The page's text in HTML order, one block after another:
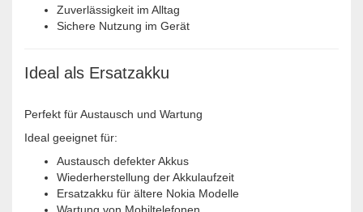
Zuverlässigkeit im Alltag
Sichere Nutzung im Gerät
Ideal als Ersatzakku
Perfekt für Austausch und Wartung
Ideal geeignet für:
Austausch defekter Akkus
Wiederherstellung der Akkulaufzeit
Ersatzakku für ältere Nokia Modelle